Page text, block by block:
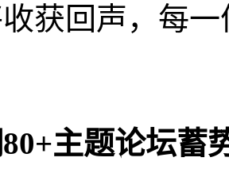
获回声，每
80+主题论坛蓄